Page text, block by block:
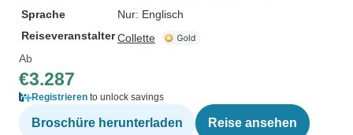
Sprache
Nur: Englisch
ReiseveranstalterCollette
Ab
€3.287
Registrieren to unlock savings
Broschüre herunterladen Reise ansehen